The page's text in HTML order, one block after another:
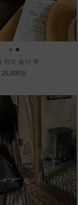
● ●
위브 숄더 백
25,000원